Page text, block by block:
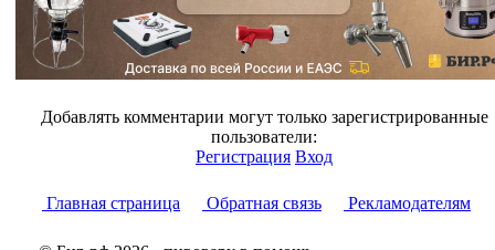
Добавлять комментарии могут только зарегистрированные
пользователи:
Регистрация Вход
Главная страница Обратная связь Рекламодателям